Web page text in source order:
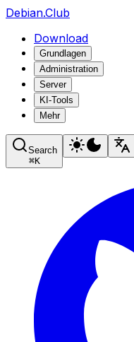
Debian.Club
Download
Grundlagen
Administration
Server
KI-Tools
Mehr
Search
⌘K